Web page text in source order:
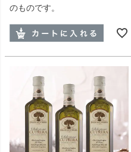
のものです。